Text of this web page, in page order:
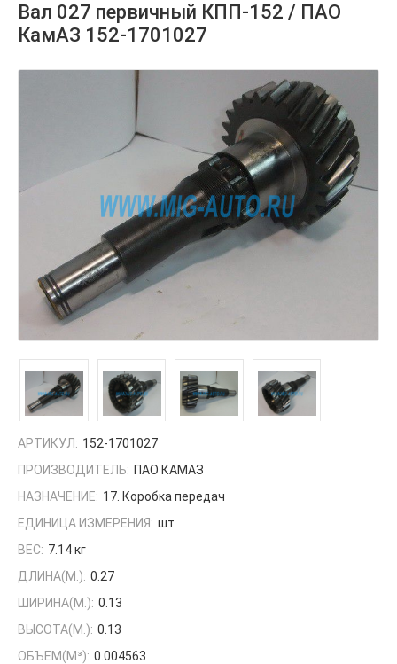
Вал 027 первичный КПП-152 / ПАО
КамАЗ 152-1701027
АРТИКУЛ: 152-1701027
ПРОИЗВОДИТЕЛЬ: ПАО КАМАЗ
НАЗНАЧЕНИЕ: 17. Коробка передач
ЕДИНИЦА ИЗМЕРЕНИЯ: шт
ВЕС: 7.14 кг
ДЛИНА(М.): 0.27
ШИРИНА(М.): 0.13
ВЫСОТА(М.): 0.13
ОБЪЕМ(M³): 0.004563